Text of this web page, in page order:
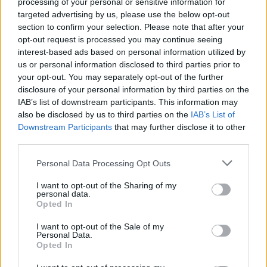
targeted advertising by us, please use the below opt-out
section to confirm your selection. Please note that after your
opt-out request is processed you may continue seeing
interest-based ads based on personal information utilized by
us or personal information disclosed to third parties prior to
your opt-out. You may separately opt-out of the further
disclosure of your personal information by third parties on the
IAB’s list of downstream participants. This information may
also be disclosed by us to third parties on the IAB’s List of
Downstream Participants that may further disclose it to other
Personal Data Processing Opt Outs
I want to opt-out of the Sharing of my
personal data.
Opted In
I want to opt-out of the Sale of my
Personal Data.
Opted In
O Γιώργος Παράσχος ξανά στο
νοσοκομείο για θεραπεία κατά
του καρκίνου
ΣΉΜΕΡΑ
«Πάμε για νέα θεραπεία», έγραψε στα
social media και χάρισε ένα μεγάλο
χαμόγελο στους followers του
Βλαδίμηρος Κυριακίδης: «Ο
Θεός είναι δημιούργημα του
ανθρώπου ‑ δεν πιστεύω σε
αυτόν»
Μιλώντας στο vidcast του Θανάση Λάλα,
Κυριακίδης εξήγησε γιατί δεν πιστεύει
στον Θεό και τι τον γοητεύει στη